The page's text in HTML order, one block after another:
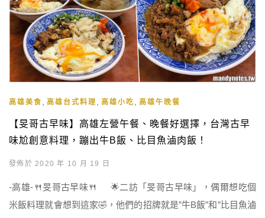
高雄美食 , 高雄台式料理 , 高雄小吃 , 高雄午晚餐
【旻哥古早味】高雄左營午餐、晚餐好選擇，台灣古早
味尬創意料理，蹦出牛B飯、比目魚滷肉飯！
發佈於 2020 年 10 月 19 日
-高雄-🍴旻哥古早味🍴 🌟二訪「旻哥古早味」，偶爾想吃個
米飯料理就會想到這家🤣，他們的招牌就是”牛B飯”和”比目魚滷